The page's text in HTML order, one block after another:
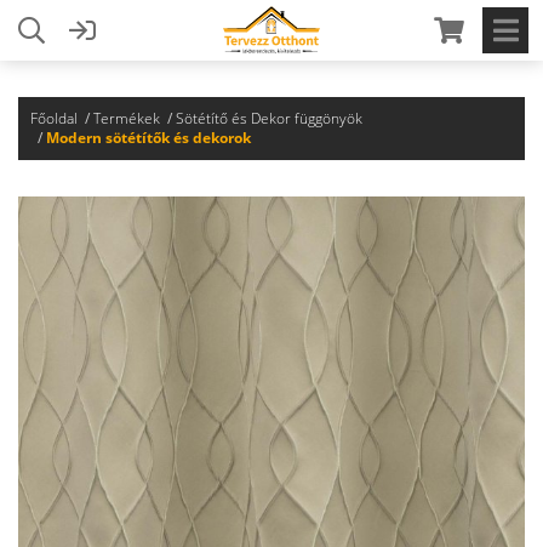
Főoldal Termékek
Sötétítő és Dekor függönyök
Modern sötétítők és dekorok